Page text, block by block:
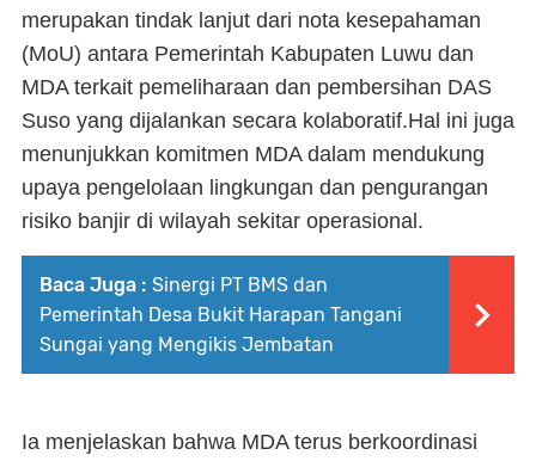
merupakan tindak lanjut dari nota kesepahaman
(MoU) antara Pemerintah Kabupaten Luwu dan
MDA terkait pemeliharaan dan pembersihan DAS
Suso yang dijalankan secara kolaboratif.Hal ini juga
menunjukkan komitmen MDA dalam mendukung
upaya pengelolaan lingkungan dan pengurangan
risiko banjir di wilayah sekitar operasional.
Baca Juga : Sinergi PT BMS dan
Pemerintah Desa Bukit Harapan Tangani
Sungai yang Mengikis Jembatan
Ia menjelaskan bahwa MDA terus berkoordinasi